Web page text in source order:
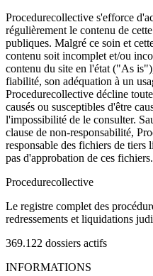
Procedurecollective s'efforce
régulièrement le contenu de
publiques. Malgré ce soin et
contenu soit incomplet et/ou
contenu du site en l'état ("As
fiabilité, son adéquation à un
Procedurecollective décline
causés ou susceptibles d'être
l'impossibilité de le consulter.
clause de non-responsabilité,
responsable des fichiers de
pas d'approbation de ces fichiers.
Procedurecollective
Le registre complet des
redressements et liquidations
369.122 dossiers actifs
INFORMATIONS